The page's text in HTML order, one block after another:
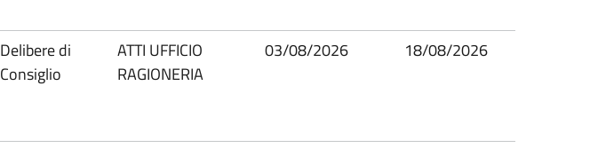
Delibere di
Consiglio
ATTI UFFICIO
RAGIONERIA
03/08/2026 18/08/2026